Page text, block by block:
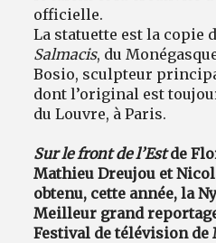
officielle.
La statuette est la copie
Salmacis, du
Bosio, sculpteur
dont l’original est
du Louvre, à Paris.
Sur le front de l’Estde
Mathieu Dreujou et
obtenu, cette année, la
Meilleur grand
Festival de télévision de